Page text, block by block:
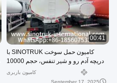
00:41
کامیون حمل سوخت SINOTRUK با
دریچه آدم رو و شیر تنفس، حجم 10000
کامیون باربری
September 17, 2025